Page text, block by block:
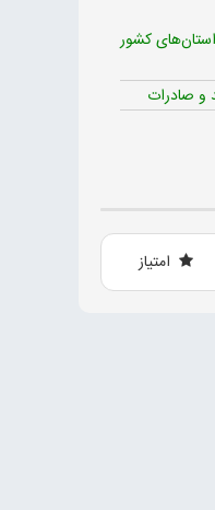
کشور
و صادرات
امتیاز